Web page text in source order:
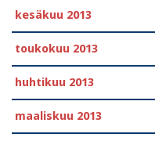
kesäkuu 2013
toukokuu 2013
huhtikuu 2013
maaliskuu 2013